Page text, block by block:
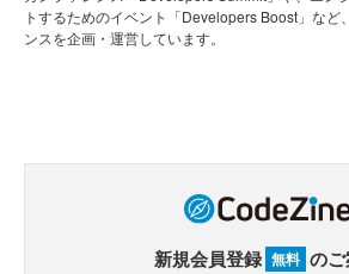
トするためのイベント「Developers Boost」など
ンスを企画・運営しています。
新規会員登録 無料 の